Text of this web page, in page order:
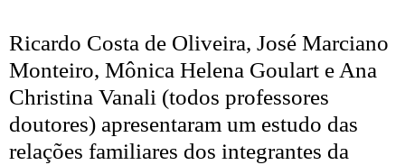
Ricardo Costa de Oliveira, José Marciano
Monteiro, Mônica Helena Goulart e Ana
Christina Vanali (todos professores
doutores) apresentaram um estudo das
relações familiares dos integrantes da